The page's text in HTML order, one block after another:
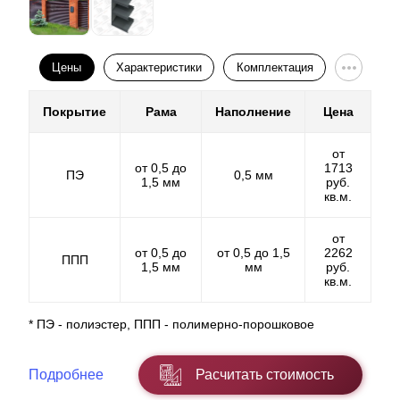
Цены Характеристики Комплектация
Покрытие Рама Наполнение Цена
ПЭ
от 0,5 до
1,5 мм
0,5 мм
от
1713
руб.
кв.м.
ППП
от 0,5 до
1,5 мм
от 0,5 до 1,5
мм
от
2262
руб.
кв.м.
* ПЭ - полиэстер, ППП - полимерно-порошковое
Подробнее Расчитать стоимость